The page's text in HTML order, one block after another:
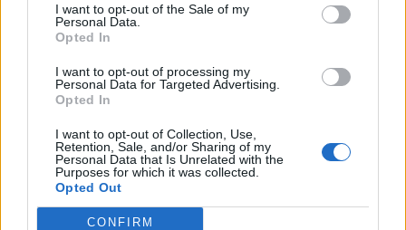
I want to opt-out of the Sale of my
Personal Data.
Opted In
I want to opt-out of processing my
Personal Data for Targeted Advertising.
Opted In
I want to opt-out of Collection, Use,
Retention, Sale, and/or Sharing of my
Personal Data that Is Unrelated with the
Purposes for which it was collected.
Opted Out
CONFIRM
Az előfizetés a következőket tartalmazza:
Portfolio.hu teljes cikkarchívum
Kötéslisták: BÉT elmúlt 2 év napon belüli
kötéslistái
Előfizetés
MÁR ELŐFIZETŐNK VAGY?BEJELENTKEZÉS